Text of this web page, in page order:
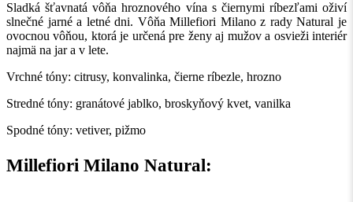
Sladká šťavnatá vôňa hroznového vína s čiernymi ríbezľami oživí
slnečné jarné a letné dni. Vôňa Millefiori Milano z rady Natural je
ovocnou vôňou, ktorá je určená pre ženy aj mužov a osvieži interiér
najmä na jar a v lete.
Vrchné tóny: citrusy, konvalinka, čierne ríbezle, hrozno
Stredné tóny: granátové jablko, broskyňový kvet, vanilka
Spodné tóny: vetiver, pižmo
Millefiori Milano Natural: